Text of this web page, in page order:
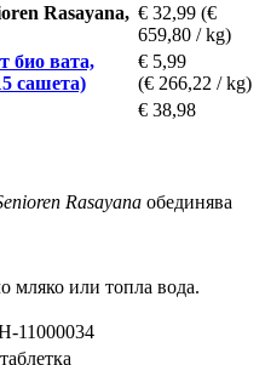
Rasayana, € 32,99 (€
659,80 / kg)
био вата,
сашета)
€ 5,99
(€ 266,22 / kg)
€ 38,98
Rasayana обединява
мляко или топла вода.
11000034